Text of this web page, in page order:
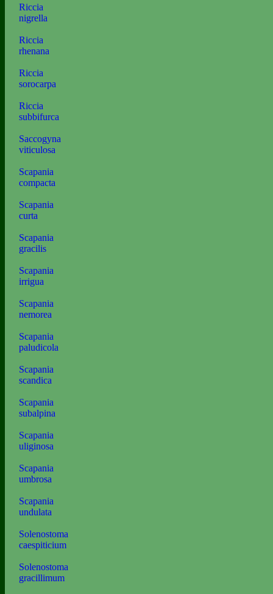
Riccia
nigrella
Riccia
rhenana
Riccia
sorocarpa
Riccia
subbifurca
Saccogyna
viticulosa
Scapania
compacta
Scapania
curta
Scapania
gracilis
Scapania
irrigua
Scapania
nemorea
Scapania
paludicola
Scapania
scandica
Scapania
subalpina
Scapania
uliginosa
Scapania
umbrosa
Scapania
undulata
Solenostoma
caespiticium
Solenostoma
gracillimum